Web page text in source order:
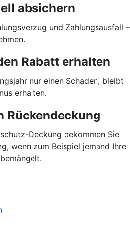
absichern
und Zahlungsausfall –
Rabatt erhalten
nur einen Schaden, bleibt
erhalten.
Rückendeckung
Deckung bekommen Sie
wenn zum Beispiel jemand Ihre